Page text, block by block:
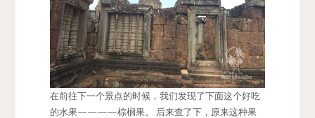
在前往下一个景点的时候，我们发现了下面这个好吃
的水果————棕榈果。 后来查了下，原来这种果